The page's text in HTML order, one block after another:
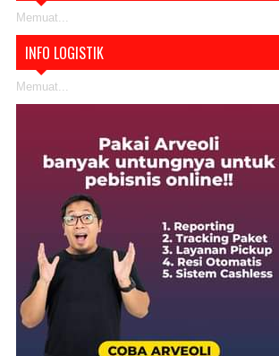
Memuat...
INFO LOGISTIK
Memuat...